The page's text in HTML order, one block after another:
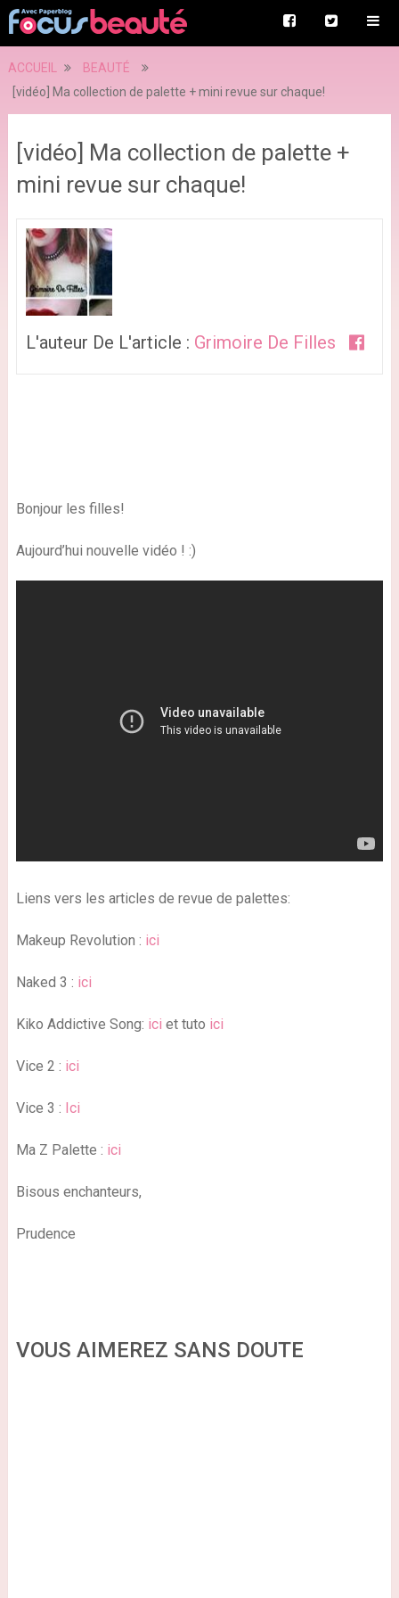
ACCUEIL
BEAUTÉ
[vidéo] Ma collection de palette + mini revue sur chaque!
[vidéo] Ma collection de palette +
mini revue sur chaque!
L'auteur De L'article : Grimoire De Filles
Bonjour les filles!
Aujourd’hui nouvelle vidéo ! :)
Liens vers les articles de revue de palettes:
Makeup Revolution : ici
Naked 3 : ici
Kiko Addictive Song: ici et tuto ici
Vice 2 : ici
Vice 3 : Ici
Ma Z Palette : ici
Bisous enchanteurs,
Prudence
VOUS AIMEREZ SANS DOUTE